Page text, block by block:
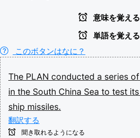
意味を覚える
単語を覚える
このボタンはなに？
The PLAN conducted a series of
in the South China Sea to test its
ship missiles.
翻訳する
聞き取れるようになる